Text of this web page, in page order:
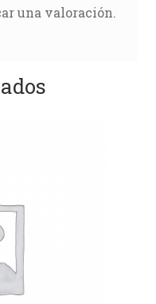
una valoración.